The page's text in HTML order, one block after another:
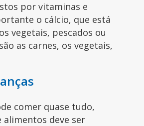
por vitaminas e
o cálcio, que está
vegetais, pescados ou
as carnes, os vegetais,
comer quase tudo,
alimentos deve ser